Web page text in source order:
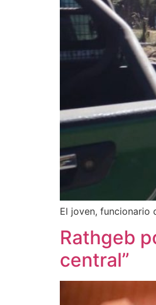
El joven, funcionario
Rathgeb
central”